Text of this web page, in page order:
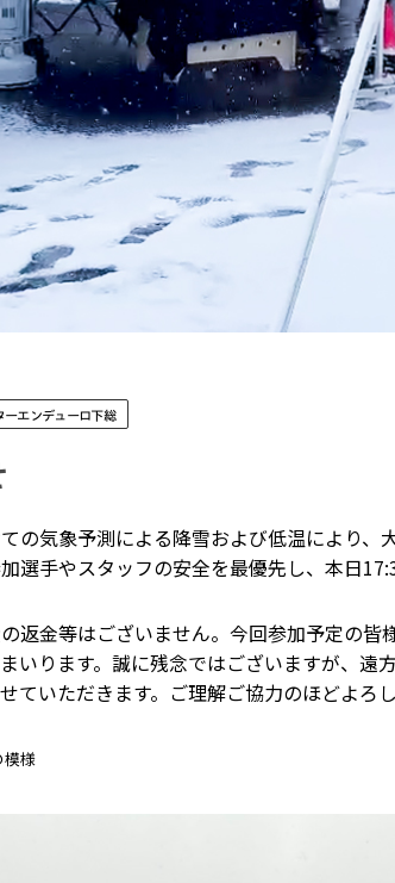
ーエンデューロ下総
の気象予測による降雪および低温により、
選手やスタッフの安全を最優先し、本日
返金等はございません。今回参加予定の皆
いります。誠に残念ではございますが、遠
ていただきます。ご理解ご協力のほどよろ
模様